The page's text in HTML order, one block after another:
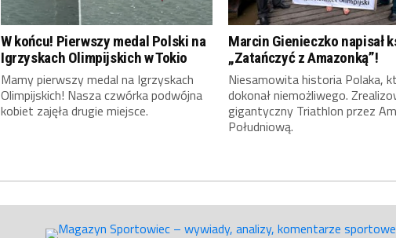
W końcu! Pierwszy medal Polski na
Igrzyskach Olimpijskich w Tokio
Mamy pierwszy medal na Igrzyskach
Olimpijskich! Nasza czwórka podwójna
kobiet zajęła drugie miejsce.
Marcin Gienieczko napisał
„Zatańczyć z Amazonką”!
Niesamowita historia Polaka,
dokonał niemożliwego.
gigantyczny Triathlon przez
Południową.